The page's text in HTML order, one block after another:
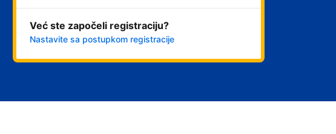
Već ste započeli registraciju?
Nastavite sa postupkom registracije